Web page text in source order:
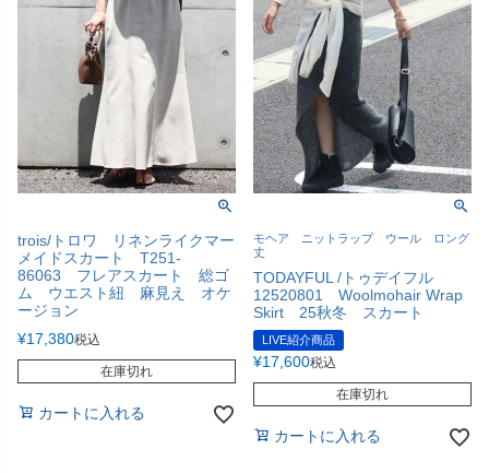
trois/トロワ リネンライクマー
メイドスカート T251-
86063 フレアスカート 総ゴ
ム ウエスト紐 麻見え オケ
ージョン
¥17,380税込
在庫切れ
カートに入れる
モヘア ニットラップ ウール ロング
丈
TODAYFUL /トゥデイフル
12520801 Woolmohair Wrap
Skirt 25秋冬 スカート
LIVE紹介商品
¥17,600税込
在庫切れ
カートに入れる